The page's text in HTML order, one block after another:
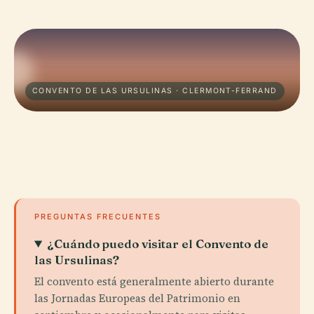
CONVENTO DE LAS URSULINAS · CLERMONT-FERRAND
PREGUNTAS FRECUENTES
¿Cuándo puedo visitar el Convento de
las Ursulinas?
El convento está generalmente abierto durante
las Jornadas Europeas del Patrimonio en